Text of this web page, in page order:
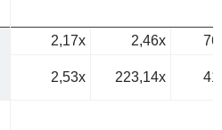
2,17x 2,46x
2,53x 223,14x